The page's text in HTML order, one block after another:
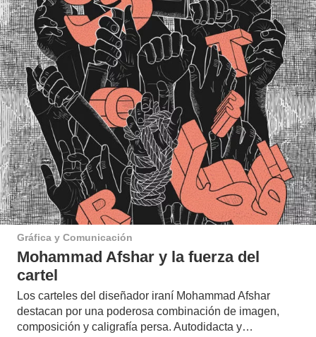
Gráfica y Comunicación
Mohammad Afshar y la fuerza del
cartel
Los carteles del diseñador iraní Mohammad Afshar
destacan por una poderosa combinación de imagen,
composición y caligrafía persa. Autodidacta y…